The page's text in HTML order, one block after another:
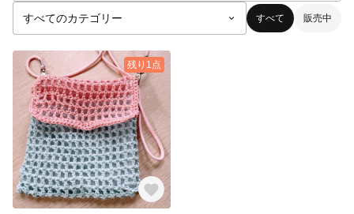
すべて 販売中
残り1点